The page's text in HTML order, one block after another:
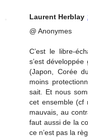
Laurent Herblay
@ Anonymes
C’est le libre-
s’est
(Japon, Corée
moins
sait. Et nous
cet ensemble (cf
mauvais, au
faut aussi de la
ce n’est pas la